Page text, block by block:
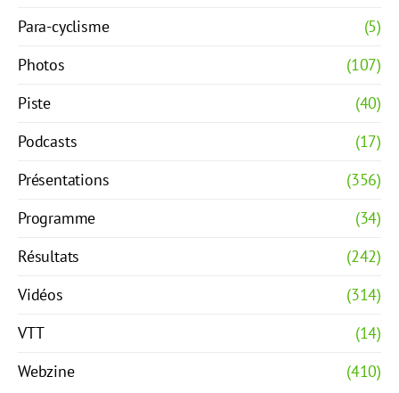
Para-cyclisme
(5)
Photos
(107)
Piste
(40)
Podcasts
(17)
Présentations
(356)
Programme
(34)
Résultats
(242)
Vidéos
(314)
VTT
(14)
Webzine
(410)